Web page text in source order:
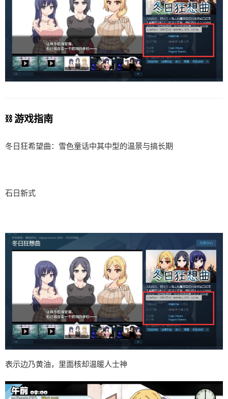
⛓️ 游戏指南
冬日狂希望曲：雪色童话中其中型的温景与搞长期
石日新式
表示边乃黄油，里面核却温暖人士神